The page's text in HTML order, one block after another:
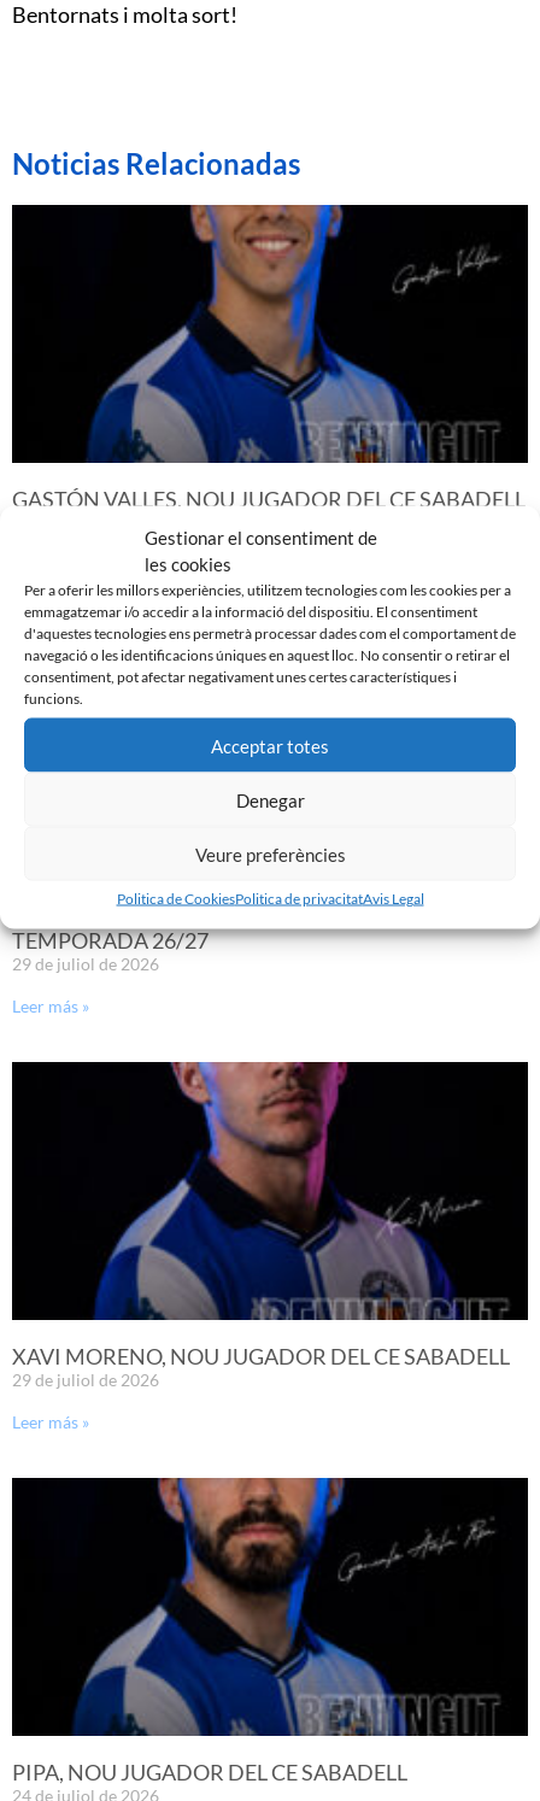
Gestionar el consentiment de
les cookies
Per a oferir les millors experiències, utilitzem tecnologies com les cookies per a
emmagatzemar i/o accedir a la informació del dispositiu. El consentiment
d'aquestes tecnologies ens permetrà processar dades com el comportament de
navegació o les identificacions úniques en aquest lloc. No consentir o retirar el
consentiment, pot afectar negativament unes certes característiques i
funcions.
Acceptar totes
Denegar
Veure preferències
Politica de CookiesPolitica de privacitatAvis Legal
Bentornats i molta sort!
Noticias Relacionadas
GASTÓN VALLES, NOU JUGADOR DEL CE SABADELL
JA DISPONIBLE LA PRIMERA EQUIPACIÓ DE LA
TEMPORADA 26/27
29 de juliol de 2026
Leer más »
XAVI MORENO, NOU JUGADOR DEL CE SABADELL
29 de juliol de 2026
Leer más »
PIPA, NOU JUGADOR DEL CE SABADELL
24 de juliol de 2026